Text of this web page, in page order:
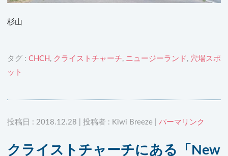
杉山
タグ : CHCH , クライストチャーチ, ニュージーランド , 穴場スポ
ット
投稿日 : 2018.12.28 | 投稿者 : Kiwi Breeze | パーマリンク
クライストチャーチにある「New